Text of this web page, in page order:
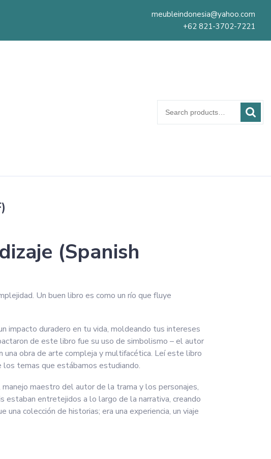
meubleindonesia@yahoo.com
+62 821-3702-7221
for:
(Spanish
Un buen libro es como un río que fluye
impacto duradero en tu vida, moldeando tus intereses
de este libro fue su uso de simbolismo – el autor
una obra de arte compleja y multifacética. Leí este libro
los temas que estábamos estudiando.
maestro del autor de la trama y los personajes,
estaban entretejidos a lo largo de la narrativa, creando
colección de historias; era una experiencia, un viaje